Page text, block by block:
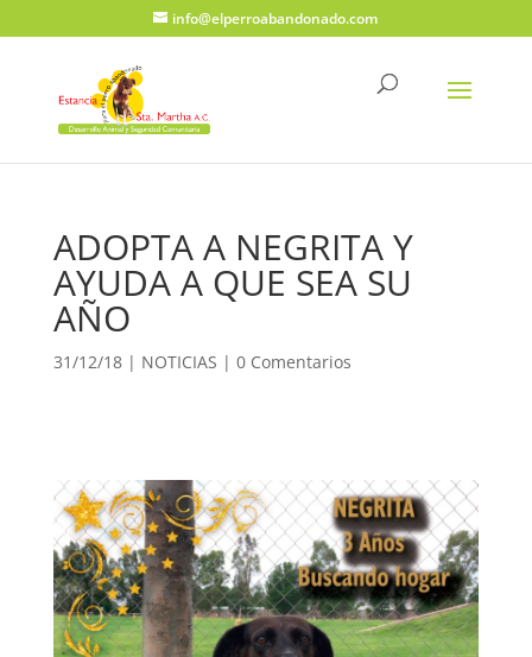
info@elperroabandonado.com
ADOPTA A NEGRITA Y
AYUDA A QUE SEA SU
AÑO
31/12/18| NOTICIAS | 0 Comentarios